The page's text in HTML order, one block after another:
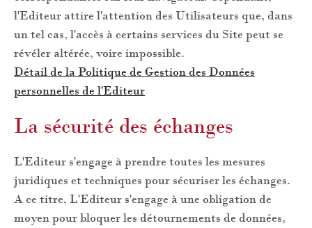
l'Editeur attire l'attention des Utilisateurs que, dans
un tel cas, l'accès à certains services du Site peut se
révéler altérée, voire impossible.
Détail de la Politique de Gestion des Données
personnelles de l'Editeur
La sécurité des échanges
L'Editeur s'engage à prendre toutes les mesures
juridiques et techniques pour sécuriser les échanges.
A ce titre, L'Editeur s'engage à une obligation de
moyen pour bloquer les détournements de données,